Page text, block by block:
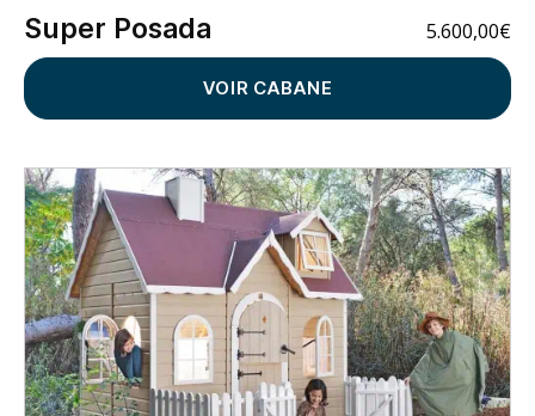
Super Posada 5.600,00€
VOIR CABANE